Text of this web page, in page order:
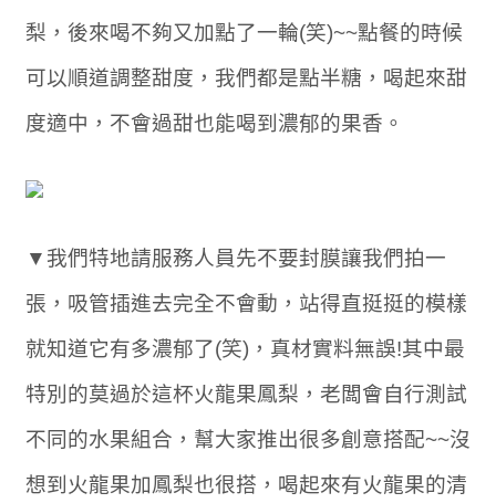
梨，後來喝不夠又加點了一輪(笑)~~點餐的時候
可以順道調整甜度，我們都是點半糖，喝起來甜
度適中，不會過甜也能喝到濃郁的果香。
▼我們特地請服務人員先不要封膜讓我們拍一
張，吸管插進去完全不會動，站得直挺挺的模樣
就知道它有多濃郁了(笑)，真材實料無誤!其中最
特別的莫過於這杯火龍果鳳梨，老闆會自行測試
不同的水果組合，幫大家推出很多創意搭配~~沒
想到火龍果加鳳梨也很搭，喝起來有火龍果的清